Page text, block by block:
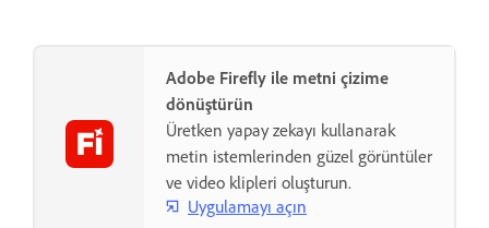
Adobe Firefly ile metni çizime
dönüştürün
Üretken yapay zekayı kullanarak
metin istemlerinden güzel görüntüler
ve video klipleri oluşturun.
Uygulamayı açın